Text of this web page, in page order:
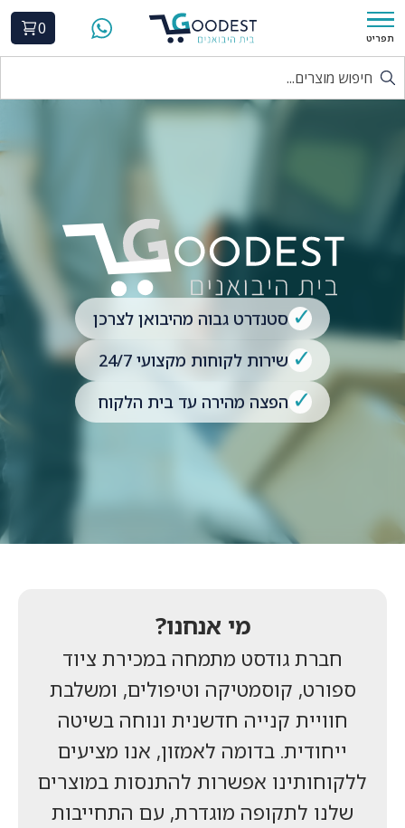
תפריט
0
סטנדרט גבוה מהיבואן לצרכן
שירות לקוחות מקצועי 24/7
הפצה מהירה עד בית הלקוח
מי אנחנו?
חברת גודסט מתמחה במכירת ציוד
ספורט, קוסמטיקה וטיפולים, ומשלבת
חוויית קנייה חדשנית ונוחה בשיטה
ייחודית. בדומה לאמזון, אנו מציעים
ללקוחותינו אפשרות להתנסות במוצרים
שלנו לתקופה מוגדרת, עם התחייבות